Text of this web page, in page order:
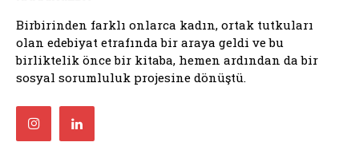
Birbirinden farklı onlarca kadın, ortak tutkuları
olan edebiyat etrafında bir araya geldi ve bu
birliktelik önce bir kitaba, hemen ardından da bir
sosyal sorumluluk projesine dönüştü.